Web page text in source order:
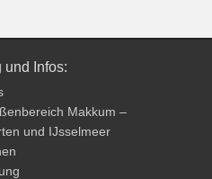
und Infos:
Makkum –
und IJsselmeer